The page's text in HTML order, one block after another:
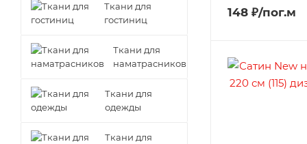
148 ₽/пог.м
Ткани для
гостиниц
Ткани для
наматрасников
Ткани для
одежды
Ткани для